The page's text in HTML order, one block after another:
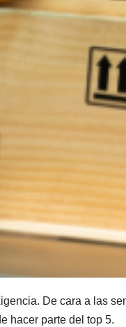
De cara a las
hacer parte del top 5.